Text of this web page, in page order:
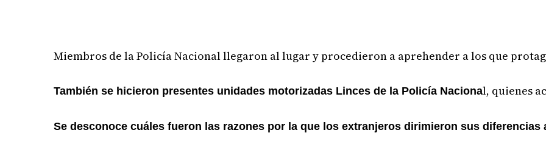
Miembros de la Policía Nacional llegaron al lugar y procedieron a aprehender a los que
También se hicieron presentes unidades motorizadas Linces de la Policía Nacional, quienes
Se desconoce cuáles fueron las razones por la que los extranjeros dirimieron sus diferencias